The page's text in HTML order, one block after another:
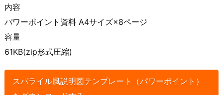
内容
パワーポイント資料 A4サイズ×8ページ
容量
61KB(zip形式圧縮)
スパライル風説明図テンプレート（パワーポイント）